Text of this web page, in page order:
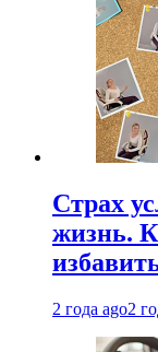
Страх
жизнь.
2 года ago2